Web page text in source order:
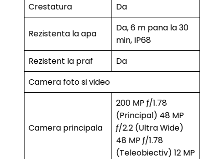
Crestatura
Da
Rezistenta la apa
Da, 6 m pana la 30
min, IP68
Rezistent la praf
Da
Camera foto si video
Camera principala
200 MP ƒ/1.78
(Principal) 48 MP
ƒ/2.2 (Ultra Wide)
48 MP ƒ/1.78
(Teleobiectiv) 12 MP